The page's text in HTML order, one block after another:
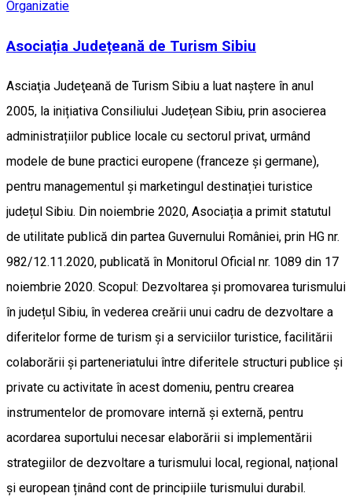
Organizatie
Asociația Județeană de Turism Sibiu
Asciaţia Judeţeană de Turism Sibiu a luat naştere în anul
2005, la inițiativa Consiliului Județean Sibiu, prin asocierea
administrațiilor publice locale cu sectorul privat, urmând
modele de bune practici europene (franceze și germane),
pentru managementul și marketingul destinației turistice
județul Sibiu. Din noiembrie 2020, Asociația a primit statutul
de utilitate publică din partea Guvernului României, prin HG nr.
982/12.11.2020, publicată în Monitorul Oficial nr. 1089 din 17
noiembrie 2020. Scopul: Dezvoltarea și promovarea turismului
în județul Sibiu, în vederea creării unui cadru de dezvoltare a
diferitelor forme de turism și a serviciilor turistice, facilitării
colaborării și parteneriatului între diferitele structuri publice și
private cu activitate în acest domeniu, pentru crearea
instrumentelor de promovare internă și externă, pentru
acordarea suportului necesar elaborării si implementării
strategiilor de dezvoltare a turismului local, regional, național
și european ținând cont de principiile turismului durabil.